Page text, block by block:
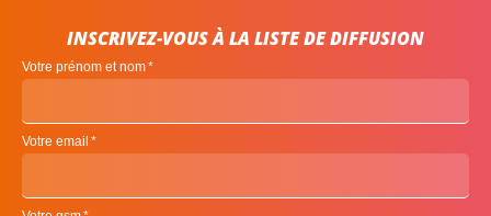
INSCRIVEZ-VOUS À LA LISTE DE DIFFUSION
Votre prénom et nom
Votre email